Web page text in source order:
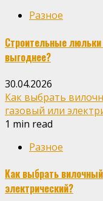
Разное
Строительные
выгоднее?
30.04.2026
Как выбрать
газовый или
1 min read
Разное
Как выбрать
электрический?